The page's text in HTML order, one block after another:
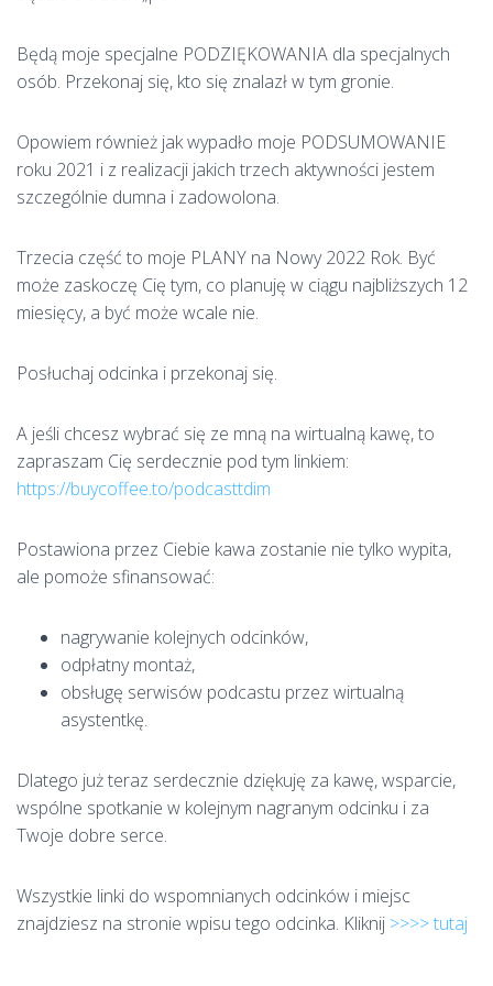
Będą moje specjalne PODZIĘKOWANIA dla specjalnych
osób. Przekonaj się, kto się znalazł w tym gronie.
Opowiem również jak wypadło moje PODSUMOWANIE
roku 2021 i z realizacji jakich trzech aktywności jestem
szczególnie dumna i zadowolona.
Trzecia część to moje PLANY na Nowy 2022 Rok. Być
może zaskoczę Cię tym, co planuję w ciągu najbliższych 12
miesięcy, a być może wcale nie.
Posłuchaj odcinka i przekonaj się.
A jeśli chcesz wybrać się ze mną na wirtualną kawę, to
zapraszam Cię serdecznie pod tym linkiem:
https://buycoffee.to/podcasttdim
Postawiona przez Ciebie kawa zostanie nie tylko wypita,
ale pomoże sfinansować:
nagrywanie kolejnych odcinków,
odpłatny montaż,
obsługę serwisów podcastu przez wirtualną
asystentkę.
Dlatego już teraz serdecznie dziękuję za kawę, wsparcie,
wspólne spotkanie w kolejnym nagranym odcinku i za
Twoje dobre serce.
Wszystkie linki do wspomnianych odcinków i miejsc
znajdziesz na stronie wpisu tego odcinka. Kliknij >>>> tutaj